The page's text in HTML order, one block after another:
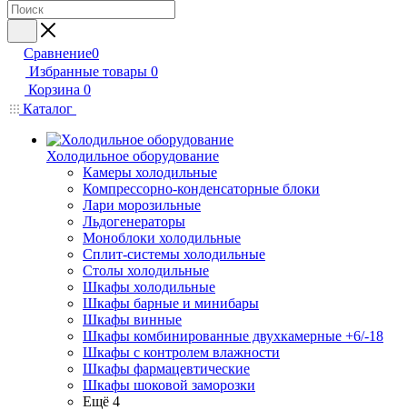
Сравнение0
Избранные товары 0
Корзина 0
Каталог
Холодильное оборудование
Камеры холодильные
Компрессорно-конденсаторные блоки
Лари морозильные
Льдогенераторы
Моноблоки холодильные
Сплит-системы холодильные
Столы холодильные
Шкафы холодильные
Шкафы барные и минибары
Шкафы винные
Шкафы комбинированные двухкамерные +6/-18
Шкафы с контролем влажности
Шкафы фармацевтические
Шкафы шоковой заморозки
Ещё 4